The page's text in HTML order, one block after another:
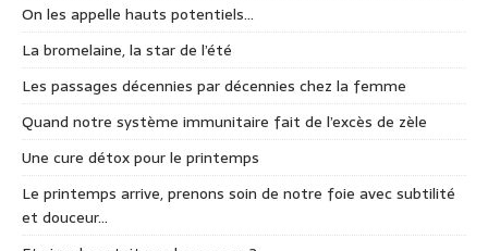
On les appelle hauts potentiels…
La bromelaine, la star de l’été
Les passages décennies par décennies chez la femme
Quand notre système immunitaire fait de l’excès de zèle
Une cure détox pour le printemps
Le printemps arrive, prenons soin de notre foie avec subtilité
et douceur…